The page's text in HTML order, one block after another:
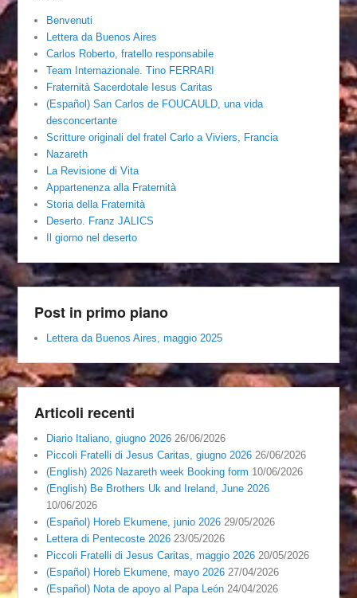
Benvenuti
Lettera da Buenos Aires
Carlos Roberto, fratello responsabile
Team Internazionale. Tino FERRARI
Fraternità Sacerdotale Iesus Caritas
(Español) San Carlos de FOUCAULD, una vida
desconcertante
Scritture originali del fratel Carlo a Viviers, Francia
Nazareth
La Revisione di Vita
Appartenenza alla Fraternità
Storia della Fraternità
Deserto. Franz JALICS
Il giorno nel deserto
Post in primo piano
Lettera da Buenos Aires, maggio 2025
Articoli recenti
Diario Italiano, giugno 2026 26/06/2026
Piccoli Fratelli di Jesus Caritas, giugno 2026 26/06/2026
(English) 2026 Nazareth week Booking form 10/06/2026
(English) Be Brothers Uk and Ireland, June 2026
10/06/2026
(Español) Horeb Ekumene, junio 2026 29/05/2026
Lettera di Pentecoste 2026 23/05/2026
Piccoli Fratelli di Jesus Caritas, maggio 2026 20/05/2026
(Español) Horeb Ekumene, mayo 2026 27/04/2026
(Español) Nota de apoyo al Papa León 24/04/2026